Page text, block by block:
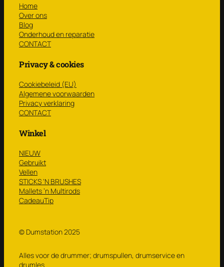
Home
Over ons
Blog
Onderhoud en reparatie
CONTACT
Privacy & cookies
Cookiebeleid (EU)
Algemene voorwaarden
Privacy verklaring
CONTACT
Winkel
NIEUW
Gebruikt
Vellen
STICKS ‘N BRUSHES
Mallets ’n Multirods
CadeauTip
© Dumstation 2025
Alles voor de drummer; drumspullen, drumservice en
drumles.